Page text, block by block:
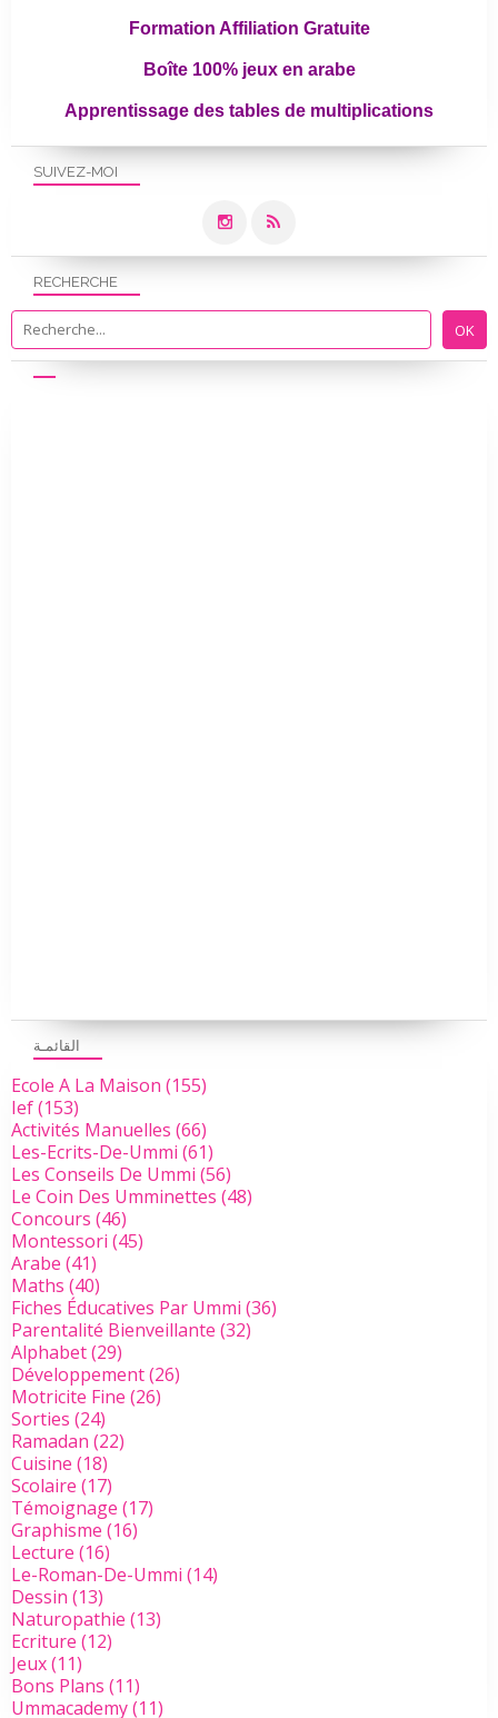
SUIVEZ-MOI
RECHERCHE
القائمـة
Ecole A La Maison (155)
Ief(153)
Activités Manuelles (66)
Les-Ecrits-De-Ummi (61)
Les Conseils De Ummi (56)
Le Coin Des Umminettes (48)
Concours (46)
Montessori (45)
Arabe (41)
Maths (40)
Fiches Éducatives Par Ummi (36)
Parentalité Bienveillante (32)
Alphabet(29)
Développement(26)
Motricite Fine (26)
Sorties (24)
Ramadan (22)
Cuisine (18)
Scolaire (17)
Témoignage (17)
Graphisme (16)
Lecture (16)
Le-Roman-De-Ummi (14)
Dessin (13)
Naturopathie (13)
Ecriture (12)
Jeux(11)
Bons Plans (11)
Ummacademy(11)
Formation Affiliation Gratuite
Boîte 100% jeux en arabe
Apprentissage des tables de multiplications